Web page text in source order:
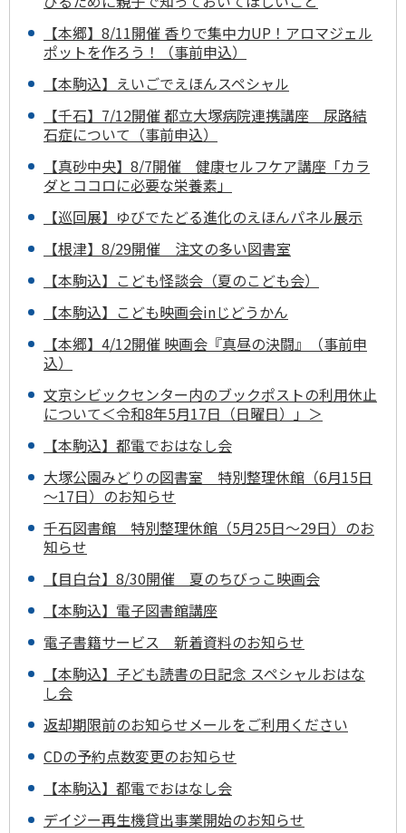
【本郷】8/11開催 香りで集中力UP！アロマジェル
ポットを作ろう！（事前申込）
【本駒込】えいごでえほんスペシャル
【千石】7/12開催 都立大塚病院連携講座 尿路結
石症について（事前申込）
【真砂中央】8/7開催 健康セルフケア講座「カラ
ダとココロに必要な栄養素」
【巡回展】ゆびでたどる進化のえほんパネル展示
【根津】8/29開催 注文の多い図書室
【本駒込】こども怪談会（夏のこども会）
【本駒込】こども映画会inじどうかん
【本郷】4/12開催 映画会『真昼の決闘』（事前申
込）
文京シビックセンター内のブックポストの利用休止
について＜令和8年5月17日（日曜日）」＞
【本駒込】都電でおはなし会
大塚公園みどりの図書室 特別整理休館（6月15日
～17日）のお知らせ
千石図書館 特別整理休館（5月25日～29日）のお
知らせ
【目白台】8/30開催 夏のちびっこ映画会
【本駒込】電子図書館講座
電子書籍サービス 新着資料のお知らせ
【本駒込】子ども読書の日記念 スペシャルおはな
し会
返却期限前のお知らせメールをご利用ください
CDの予約点数変更のお知らせ
【本駒込】都電でおはなし会
デイジー再生機貸出事業開始のお知らせ